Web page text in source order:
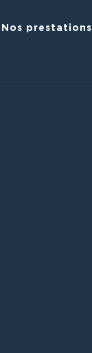
Nos prestations